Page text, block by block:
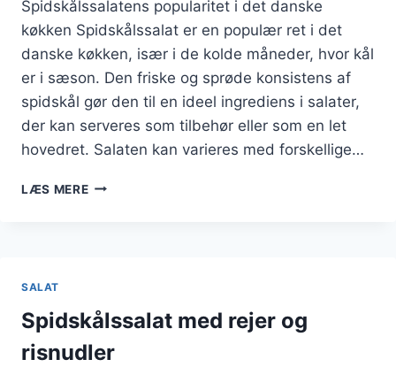
Spidskålssalatens popularitet i det danske
køkken Spidskålssalat er en populær ret i det
danske køkken, især i de kolde måneder, hvor kål
er i sæson. Den friske og sprøde konsistens af
spidskål gør den til en ideel ingrediens i salater,
der kan serveres som tilbehør eller som en let
hovedret. Salaten kan varieres med forskellige…
LÆS MERESPIDSKÅLSSALAT
SALAT
Spidskålssalat med rejer og
risnudler